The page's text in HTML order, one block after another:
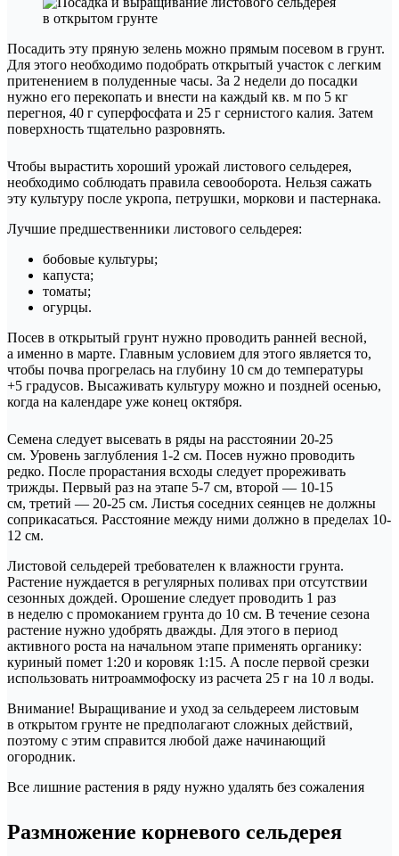
Посадить эту пряную зелень можно прямым посевом в грунт.
Для этого необходимо подобрать открытый участок с легким
притенением в полуденные часы. За 2 недели до посадки
нужно его перекопать и внести на каждый кв. м по 5 кг
перегноя, 40 г суперфосфата и 25 г сернистого калия. Затем
поверхность тщательно разровнять.
Чтобы вырастить хороший урожай листового сельдерея,
необходимо соблюдать правила севооборота. Нельзя сажать
эту культуру после укропа, петрушки, моркови и пастернака.
Лучшие предшественники листового сельдерея:
бобовые культуры;
капуста;
томаты;
огурцы.
Посев в открытый грунт нужно проводить ранней весной,
а именно в марте. Главным условием для этого является то,
чтобы почва прогрелась на глубину 10 см до температуры
+5 градусов. Высаживать культуру можно и поздней осенью,
когда на календаре уже конец октября.
Семена следует высевать в ряды на расстоянии 20-25
см. Уровень заглубления 1-2 см. Посев нужно проводить
редко. После прорастания всходы следует прореживать
трижды. Первый раз на этапе 5-7 см, второй — 10-15
см, третий — 20-25 см. Листья соседних сеянцев не должны
соприкасаться. Расстояние между ними должно в пределах 10-
12 см.
Листовой сельдерей требователен к влажности грунта.
Растение нуждается в регулярных поливах при отсутствии
сезонных дождей. Орошение следует проводить 1 раз
в неделю с промоканием грунта до 10 см. В течение сезона
растение нужно удобрять дважды. Для этого в период
активного роста на начальном этапе применять органику:
куриный помет 1:20 и коровяк 1:15. А после первой срезки
использовать нитроаммофоску из расчета 25 г на 10 л воды.
Внимание! Выращивание и уход за сельдереем листовым
в открытом грунте не предполагают сложных действий,
поэтому с этим справится любой даже начинающий
огородник.
Все лишние растения в ряду нужно удалять без сожаления
Размножение корневого сельдерея